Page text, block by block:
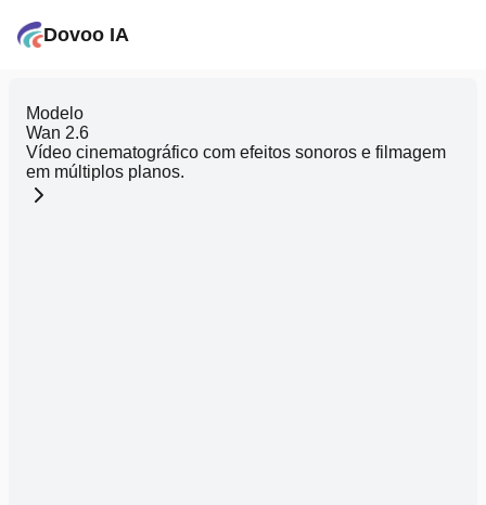
Dovoo IA
Modelo
Wan 2.6
Vídeo cinematográfico com efeitos sonoros e filmagem
em múltiplos planos.